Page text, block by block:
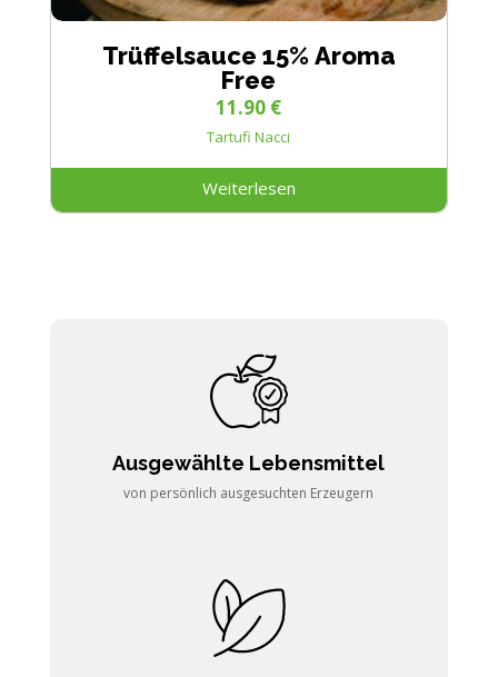
Trüffelsauce 15% Aroma
Free
Tartufi Nacci
11.90 €
Weiterlesen
Ausgewählte Lebensmittel
von persönlich ausgesuchten Erzeugern